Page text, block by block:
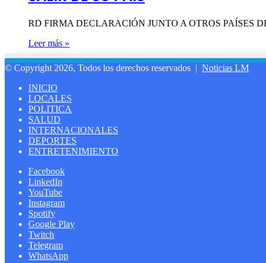
RD FIRMA DECLARACIÓN JUNTO A OTROS PAÍSES
Leer más »
© Copyright 2026, Todos los derechos reservados | Noticias LM
INICIO
LOCALES
POLITICA
SALUD
INTERNACIONALES
DEPORTES
ENTRETENIMIENTO
Facebook
LinkedIn
YouTube
Instagram
Spotify
Google Play
Twitch
Telegram
WhatsApp